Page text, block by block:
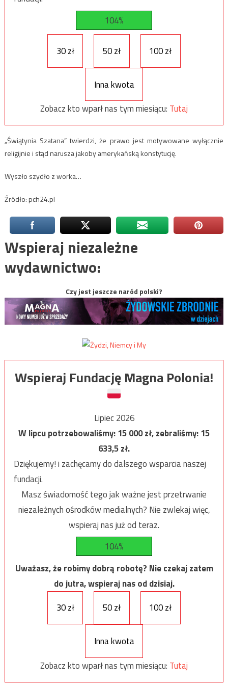
104%
30 zł 50 zł 100 zł
Inna kwota
Zobacz kto wparł nas tym miesiącu: Tutaj
„Świątynia Szatana” twierdzi, że prawo jest motywowane wyłącznie
religijnie i stąd narusza jakoby amerykańską konstytucję.
Wyszło szydło z worka…
Źródło: pch24.pl
Wspieraj niezależne
wydawnictwo:
Czy jest jeszcze naród polski?
Wspieraj Fundację Magna Polonia!
Lipiec 2026
W lipcu potrzebowaliśmy:15 000zł, zebraliśmy:15
633,5zł.
Dziękujemy! i zachęcamy do dalszego wsparcia naszej
fundacji.
Masz świadomość tego jak ważne jest przetrwanie
niezależnych ośrodków medialnych? Nie zwlekaj więc,
wspieraj nas już od teraz.
104%
Uważasz, że robimy dobrą robotę? Nie czekaj zatem
do jutra, wspieraj nas od dzisiaj.
30 zł
50 zł 100 zł
Inna kwota
Zobacz kto wparł nas tym miesiącu: Tutaj